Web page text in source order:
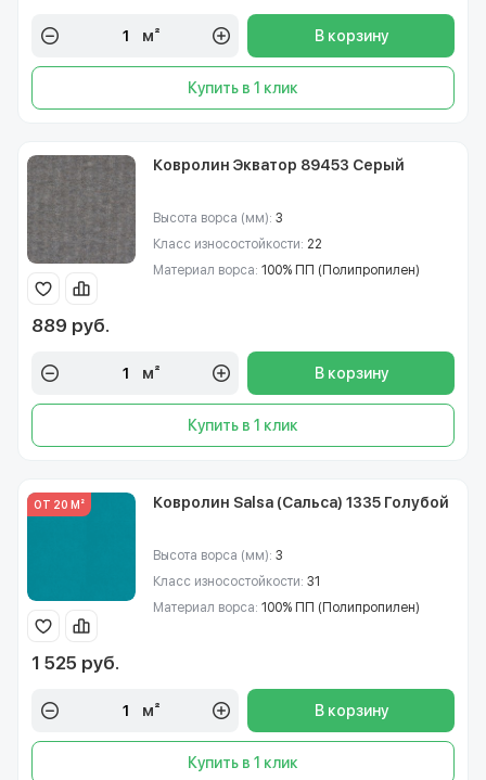
м² В корзину
Купить в 1 клик
Ковролин Экватор 89453 Серый
Высота ворса (мм): 3
Класс износостойкости: 22
Материал ворса: 100% ПП (Полипропилен)
889 руб.
м² В корзину
Купить в 1 клик
ОТ 20 М² Ковролин Salsa (Сальса) 1335 Голубой
Высота ворса (мм): 3
Класс износостойкости: 31
Материал ворса: 100% ПП (Полипропилен)
1 525 руб.
м² В корзину
Купить в 1 клик